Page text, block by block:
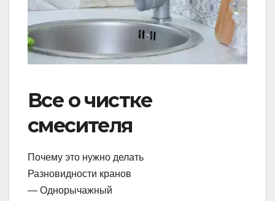
Все о чистке
смесителя
Почему это нужно делать
Разновидности кранов
— Однорычажный